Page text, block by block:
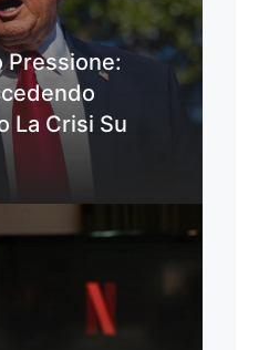
Pressione:
La Crisi Su